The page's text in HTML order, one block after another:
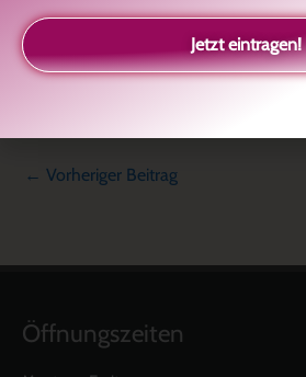
E-Mail
← Vorheriger Beitrag
Öffnungszeiten
Jetzt eintragen!